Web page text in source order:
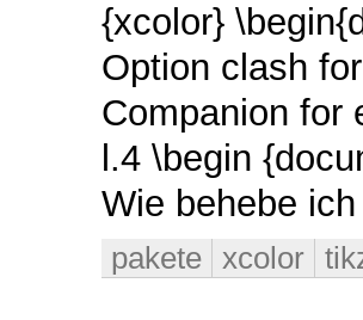
{xcolor}
Option clash
Companion for
l.4 \begin
Wie behebe
pakete xcolor